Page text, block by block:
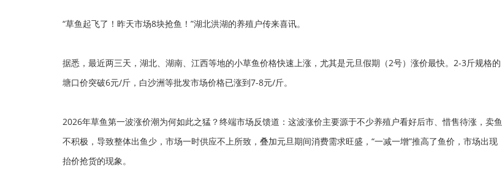
“草鱼起飞了！昨天市场8块抢鱼！”湖北洪湖的养殖户传来喜讯。
据悉，最近两三天，湖北、湖南、江西等地的小草鱼价格快速上涨，尤其是元旦假期（2号）涨价最快。2-3斤规格的
塘口价突破6元/斤，白沙洲等批发市场价格已涨到7-8元/斤。
2026年草鱼第一波涨价潮为何如此之猛？终端市场反馈道：这波涨价主要源于不少养殖户看好后市、惜售待涨，卖鱼
不积极，导致整体出鱼少，市场一时供应不上所致，叠加元旦期间消费需求旺盛，“一减一增”推高了鱼价，市场出现
抬价抢货的现象。